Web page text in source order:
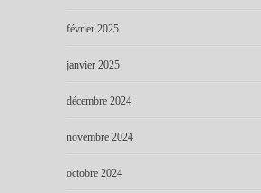
février 2025
janvier 2025
décembre 2024
novembre 2024
octobre 2024